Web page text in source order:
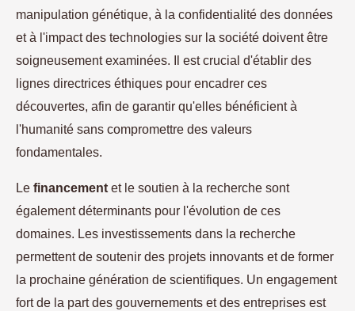
manipulation génétique, à la confidentialité des données
et à l'impact des technologies sur la société doivent être
soigneusement examinées. Il est crucial d'établir des
lignes directrices éthiques pour encadrer ces
découvertes, afin de garantir qu'elles bénéficient à
l'humanité sans compromettre des valeurs
fondamentales.
Le financement et le soutien à la recherche sont
également déterminants pour l'évolution de ces
domaines. Les investissements dans la recherche
permettent de soutenir des projets innovants et de former
la prochaine génération de scientifiques. Un engagement
fort de la part des gouvernements et des entreprises est